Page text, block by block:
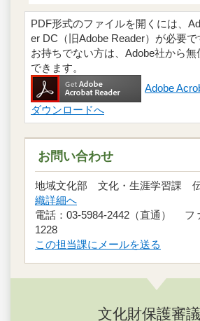
PDF形式のファイルを開くには、
er DC（旧Adobe Reader）が必要で
お持ちでない方は、Adobe社から無
できます。
Adobe
ダウンロードへ
お問い合わせ
地域文化部 文化・生涯学習課
織詳細へ
電話：03-5984-2442（直通） フ
1228
この担当課にメールを送る
文化財保護審